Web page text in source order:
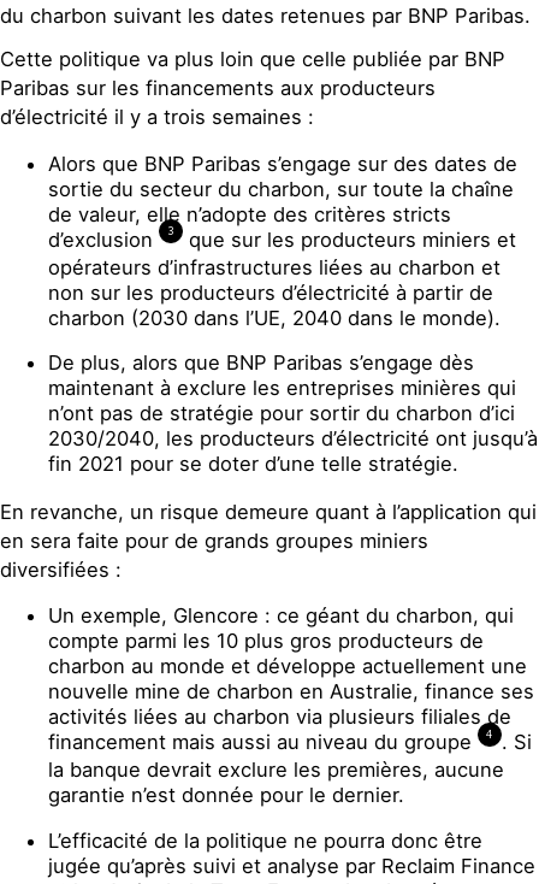
du charbon suivant les dates retenues par BNP Paribas.
Cette politique va plus loin que celle publiée par BNP
Paribas sur les financements aux producteurs
d’électricité il y a trois semaines :
Alors que BNP Paribas s’engage sur des dates de
sortie du secteur du charbon, sur toute la chaîne
de valeur, elle n’adopte des critères stricts
d’exclusion
3
que sur les producteurs miniers et
opérateurs d’infrastructures liées au charbon et
non sur les producteurs d’électricité à partir de
charbon (2030 dans l’UE, 2040 dans le monde).
De plus, alors que BNP Paribas s’engage dès
maintenant à exclure les entreprises minières qui
n’ont pas de stratégie pour sortir du charbon d’ici
2030/2040, les producteurs d’électricité ont jusqu’à
fin 2021 pour se doter d’une telle stratégie.
En revanche, un risque demeure quant à l’application qui
en sera faite pour de grands groupes miniers
diversifiées :
Un exemple, Glencore : ce géant du charbon, qui
compte parmi les 10 plus gros producteurs de
charbon au monde et développe actuellement une
nouvelle mine de charbon en Australie, finance ses
activités liées au charbon via plusieurs filiales de
financement mais aussi au niveau du groupe
4
. Si
la banque devrait exclure les premières, aucune
garantie n’est donnée pour le dernier.
L’efficacité de la politique ne pourra donc être
jugée qu’après suivi et analyse par Reclaim Finance